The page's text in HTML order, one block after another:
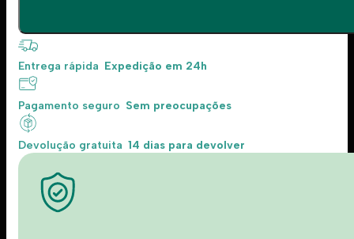
Entrega rápida Expedição em 24h
Pagamento seguro Sem preocupações
Devolução gratuita 14 dias para devolver